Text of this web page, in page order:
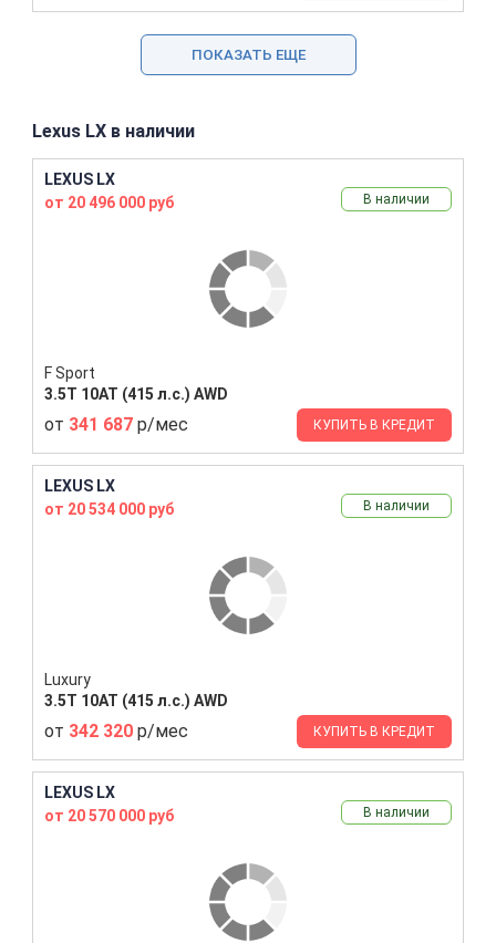
ПОКАЗАТЬ ЕЩЕ
Lexus LX в наличии
LEXUS LX
от 20 496 000 руб
В наличии
F Sport
3.5T 10AT (415 л.с.) AWD
от 341 687 р/мес КУПИТЬ В КРЕДИТ
LEXUS LX
от 20 534 000 руб
В наличии
Luxury
3.5T 10AT (415 л.с.) AWD
от 342 320 р/мес КУПИТЬ В КРЕДИТ
LEXUS LX
от 20 570 000 руб
В наличии